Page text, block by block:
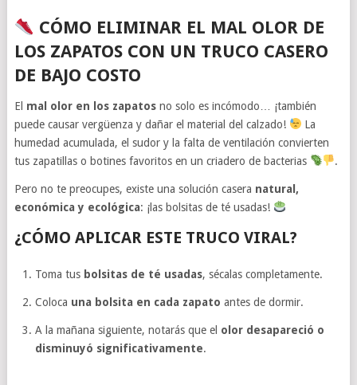
CÓMO ELIMINAR EL MAL OLOR DE
LOS ZAPATOS CON UN TRUCO CASERO
DE BAJO COSTO
El mal olor en los zapatosno solo es incómodo… ¡también
puede causar vergüenza y dañar el material del calzado!
La
humedad acumulada, el sudor y la falta de ventilación convierten
tus zapatillas o botines favoritos en un criadero de bacterias
.
Pero no te preocupes, existe una solución casera natural,
económica y ecológica: ¡las bolsitas de té usadas!
¿CÓMO APLICAR ESTE TRUCO VIRAL?
Toma tus bolsitas de té usadas, sécalas completamente.
Coloca una bolsita en cada zapato antes de dormir.
A la mañana siguiente, notarás que el olor desapareció o
disminuyó significativamente.